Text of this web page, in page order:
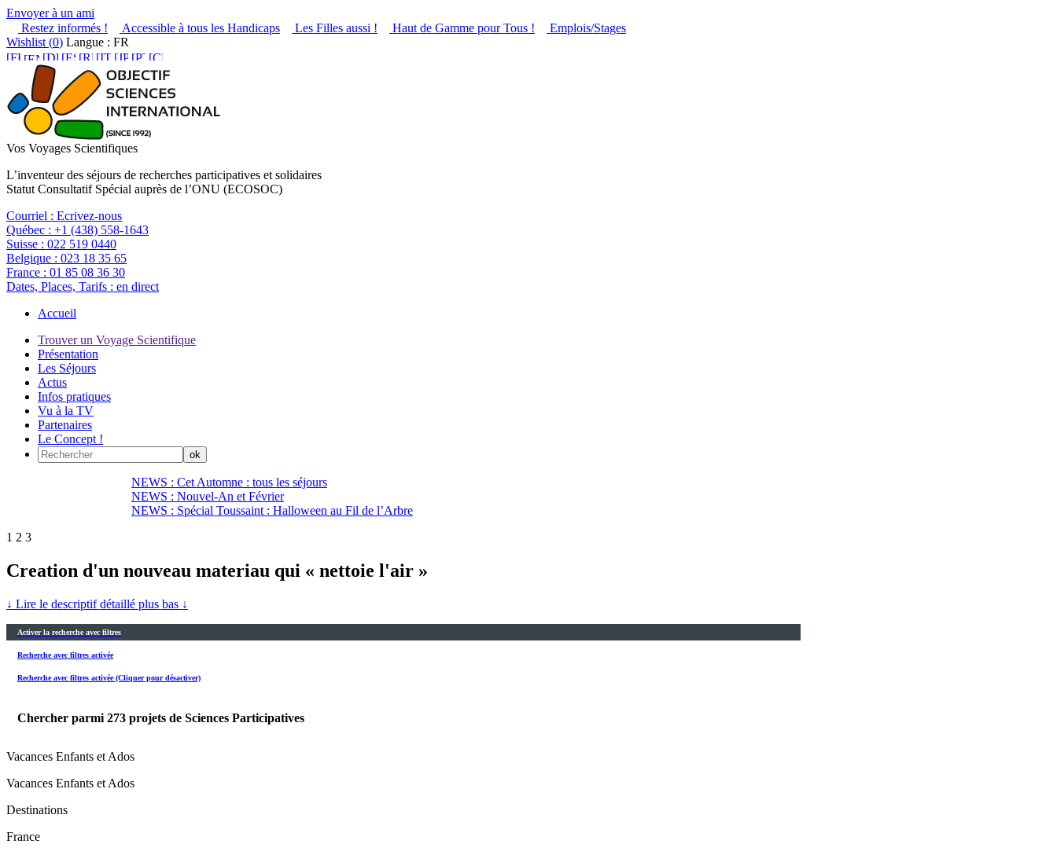
Envoyer à un ami
Restez informés !
Accessible à tous les Handicaps Les Filles aussi ! Haut de Gamme pour Tous !
Emplois/Stages
Wishlist (0) Langue : FR
Vos Voyages Scientifiques
L’inventeur des séjours de recherches participatives et solidaires
Statut Consultatif Spécial auprès de l’ONU (ECOSOC)
Courriel : Ecrivez-nous
Québec : +1 (438) 558-1643
Suisse : 022 519 0440
Belgique : 023 18 35 65
France : 01 85 08 36 30
Dates, Places, Tarifs : en direct
Accueil
Trouver un Voyage Scientifique
Présentation
Les Séjours
Actus
Infos pratiques
Vu à la TV
Partenaires
Le Concept !
NEWS : Cet Automne : tous les séjours
NEWS : Nouvel-An et Février
NEWS : Spécial Toussaint : Halloween au Fil de l’Arbre
1 2 3
Creation d'un nouveau materiau qui « nettoie l'air »
↓ Lire le descriptif détaillé plus bas ↓
Activer la recherche avec filtres
Recherche avec filtres activée
Recherche avec filtres activée (Cliquer pour désactiver)
Chercher parmi 273 projets de Sciences Participatives
Vacances Enfants et Ados
Vacances Enfants et Ados
Destinations
France